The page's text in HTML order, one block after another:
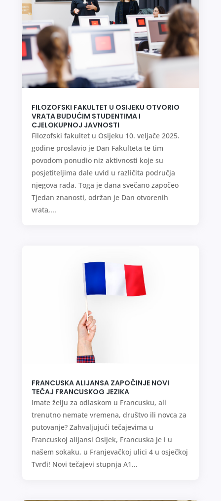
FILOZOFSKI FAKULTET U OSIJEKU OTVORIO
VRATA BUDUĆIM STUDENTIMA I
CJELOKUPNOJ JAVNOSTI
Filozofski fakultet u Osijeku 10. veljače 2025.
godine proslavio je Dan Fakulteta te tim
povodom ponudio niz aktivnosti koje su
posjetiteljima dale uvid u različita područja
njegova rada. Toga je dana svečano započeo
Tjedan znanosti, održan je Dan otvorenih
vrata,...
FRANCUSKA ALIJANSA ZAPOČINJE NOVI
TEČAJ FRANCUSKOG JEZIKA
Imate želju za odlaskom u Francusku, ali
trenutno nemate vremena, društvo ili novca za
putovanje? Zahvaljujući tečajevima u
Francuskoj alijansi Osijek, Francuska je i u
našem sokaku, u Franjevačkoj ulici 4 u osječkoj
Tvrđi! Novi tečajevi stupnja A1...